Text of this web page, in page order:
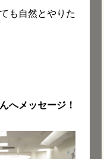
も自然とやりた
へメッセージ！